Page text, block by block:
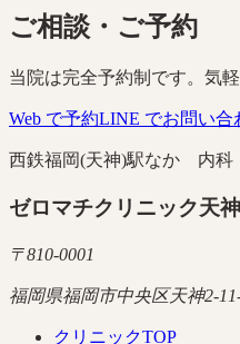
ご相談・ご予約
当院は完全予約制です。気
Web で予約LINE でお問い合
西鉄福岡(天神)駅なか 内科
ゼロマチクリニック天神
〒810-0001
福岡県福岡市中央区天神2-
クリニックTOP